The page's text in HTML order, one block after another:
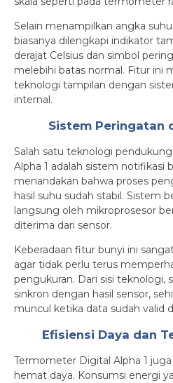
Selain menampilkan angka
biasanya dilengkapi indikator
derajat Celsius dan simbol
melebihi batas normal. Fitur ini
teknologi tampilan dengan
internal.
Sistem Peringatan
Salah satu teknologi
Alpha 1 adalah sistem notifikasi
menandakan bahwa proses
hasil suhu sudah stabil. Sistem
langsung oleh mikroprosesor
diterima dari sensor.
Keberadaan fitur bunyi ini
agar tidak perlu terus
pengukuran. Dari sisi teknologi,
sinkron dengan hasil sensor,
muncul ketika data sudah valid
Efisiensi Daya dan
Termometer Digital Alpha 1
hemat daya. Konsumsi energi